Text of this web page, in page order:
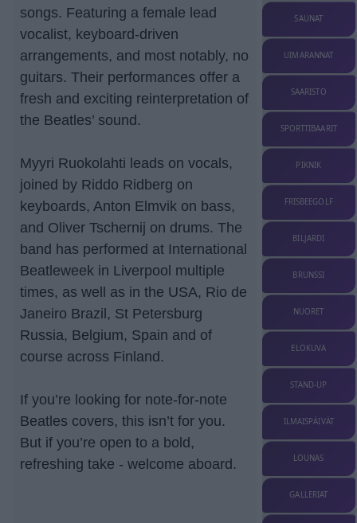
songs. Featuring a female lead
vocalist, keyboard-driven
arrangements, and most notably, no
guitars. Their performances offer a
fresh and exciting reinterpretation of
the Beatles’ sound.
Myyri Ruokolahti leads on vocals,
joined by Riddo Ridberg on
keyboards, Anton Elmvik on bass,
and Oliver Tschernij on drums. The
band has performed at International
Beatleweek in Liverpool multiple
times, as well as in the USA, Rio de
Janeiro Brazil, St Petersburg
Russia, Belgium, Spain and of
course across Finland.
If you’re looking for note-for-note
Beatles covers, this isn’t for you.
But if you’re open to a bold,
refreshing take - welcome aboard.
SAUNAT
UIMARANNAT
SAARISTO
SPORTTIBAARIT
PIKNIK
FRISBEEGOLF
BILJARDI
BRUNSSI
NUORET
ELOKUVA
STAND-UP
ILMAISPÄIVÄT
LOUNAS
GALLERIAT